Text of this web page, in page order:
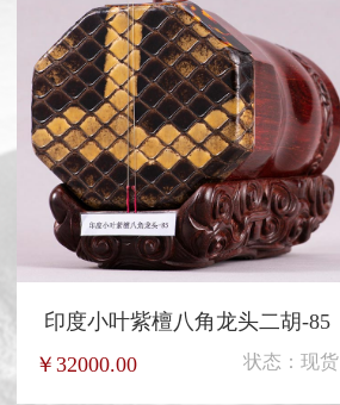
印度小叶紫檀八角龙头二胡-85
￥32000.00
状态：现货